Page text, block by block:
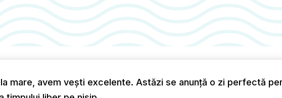
mare, avem vești excelente. Astăzi se anunță o zi perfectă